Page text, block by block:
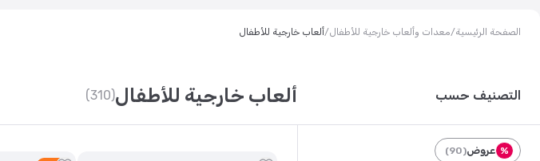
الصفحة الرئيسية/معدات وألعاب خارجية للأطفال/ألعاب خارجية للأطفال
التصنيف حسب ألعاب خارجية للأطفال(310)
% عروض(
90
)